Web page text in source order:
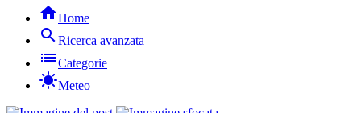
homeHome
searchRicerca avanzata
listCategorie
sunnyMeteo